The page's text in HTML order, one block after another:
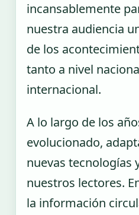
incansablemente
nuestra audiencia
de los
tanto a nivel
internacional.
A lo largo de los
evolucionado,
nuevas tecnologías
nuestros lectores.
la información